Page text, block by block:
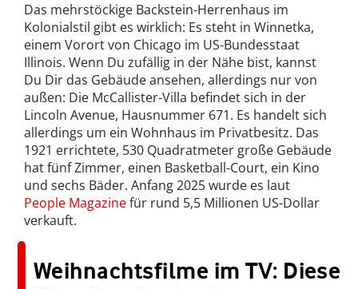
Das mehrstöckige Backstein-Herrenhaus im
Kolonialstil gibt es wirklich: Es steht in Winnetka,
einem Vorort von Chicago im US-Bundesstaat
Illinois. Wenn Du zufällig in der Nähe bist, kannst
Du Dir das Gebäude ansehen, allerdings nur von
außen: Die McCallister-Villa befindet sich in der
Lincoln Avenue, Hausnummer 671. Es handelt sich
allerdings um ein Wohnhaus im Privatbesitz. Das
1921 errichtete, 530 Quadratmeter große Gebäude
hat fünf Zimmer, einen Basketball-Court, ein Kino
und sechs Bäder. Anfang 2025 wurde es laut
People Magazinefür rund 5,5 Millionen US-Dollar
verkauft.
Weihnachtsfilme im TV: Diese